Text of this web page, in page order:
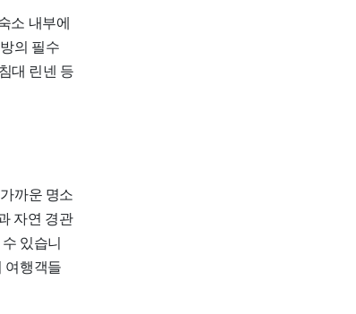
소 내부에
의 필수
대 린넨 등
까운 명소
자연 경관
있습니
여행객들